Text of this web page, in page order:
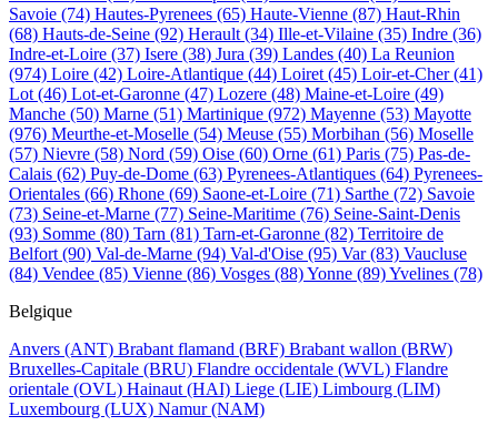
Savoie (74) Hautes-Pyrenees (65) Haute-Vienne (87) Haut-Rhin
(68) Hauts-de-Seine (92) Herault (34) Ille-et-Vilaine (35) Indre (36)
Indre-et-Loire (37) Isere (38) Jura (39) Landes (40) La Reunion
(974) Loire (42) Loire-Atlantique (44) Loiret (45) Loir-et-Cher(41)
Lot (46) Lot-et-Garonne (47) Lozere (48) Maine-et-Loire (49)
Manche (50) Marne (51) Martinique (972) Mayenne (53) Mayotte
(976) Meurthe-et-Moselle (54) Meuse (55) Morbihan (56) Moselle
(57) Nievre (58) Nord (59) Oise (60) Orne (61) Paris (75) Pas-de-
Calais (62) Puy-de-Dome (63) Pyrenees-Atlantiques (64) Pyrenees-
Orientales (66) Rhone (69) Saone-et-Loire (71) Sarthe (72) Savoie
(73) Seine-et-Marne (77) Seine-Maritime (76) Seine-Saint-Denis
(93) Somme (80) Tarn (81) Tarn-et-Garonne (82) Territoire de
Belfort (90) Val-de-Marne (94) Val-d'Oise (95) Var(83) Vaucluse
(84) Vendee (85) Vienne (86) Vosges (88)Yonne (89)Yvelines (78)
Belgique
Anvers (ANT) Brabant flamand (BRF) Brabant wallon (BRW)
Bruxelles-Capitale (BRU) Flandre occidentale (WVL) Flandre
orientale (OVL) Hainaut (HAI) Liege (LIE) Limbourg (LIM)
Luxembourg (LUX) Namur(NAM)